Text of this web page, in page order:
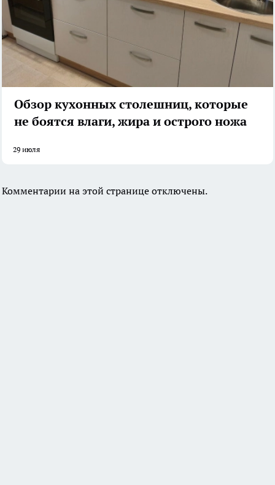
Обзор кухонных столешниц, которые
не боятся влаги, жира и острого ножа
29 июля
Комментарии на этой странице отключены.